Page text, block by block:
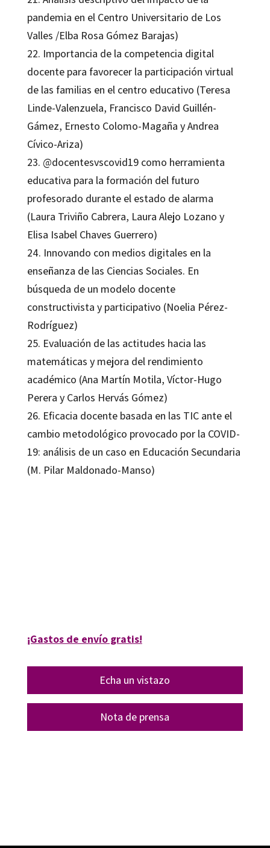
pandemia en el Centro Universitario de Los
Valles /Elba Rosa Gómez Barajas)
22. Importancia de la competencia digital
docente para favorecer la participación virtual
de las familias en el centro educativo (Teresa
Linde-Valenzuela, Francisco David Guillén-
Gámez, Ernesto Colomo-Magaña y Andrea
Cívico-Ariza)
23. @docentesvscovid19 como herramienta
educativa para la formación del futuro
profesorado durante el estado de alarma
(Laura Triviño Cabrera, Laura Alejo Lozano y
Elisa Isabel Chaves Guerrero)
24. Innovando con medios digitales en la
enseñanza de las Ciencias Sociales. En
búsqueda de un modelo docente
constructivista y participativo (Noelia Pérez-
Rodríguez)
25. Evaluación de las actitudes hacia las
matemáticas y mejora del rendimiento
académico (Ana Martín Motila, Víctor-Hugo
Perera y Carlos Hervás Gómez)
26. Eficacia docente basada en las TIC ante el
cambio metodológico provocado por la COVID-
19: análisis de un caso en Educación Secundaria
(M. Pilar Maldonado-Manso)
¡Gastos de envío gratis!
Echa un vistazo
Nota de prensa